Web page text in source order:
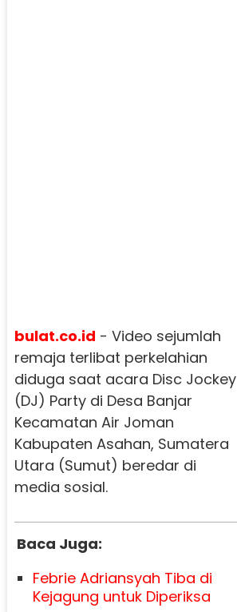
bulat.co.id - Video sejumlah
remaja terlibat perkelahian
diduga saat acara Disc Jockey
(DJ) Party di Desa Banjar
Kecamatan Air Joman
Kabupaten Asahan, Sumatera
Utara (Sumut) beredar di
media sosial.
Baca Juga:
Febrie Adriansyah Tiba di
Kejagung untuk Diperiksa